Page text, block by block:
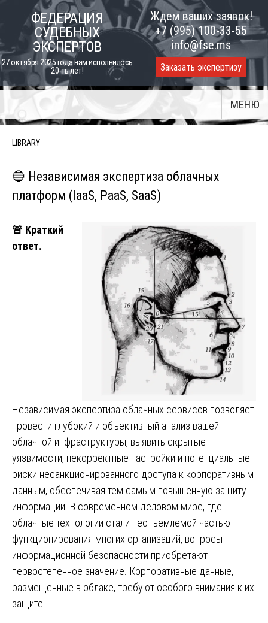
content
ФЕДЕРАЦИЯ
СУДЕБНЫХ
ЭКСПЕРТОВ
27 октября 2025 года нам исполнилось
20-ть лет!
Ждем ваших заявок!
+7 (995) 100-33-55
info@fse.ms
Заказать экспертизу
МЕНЮ
LIBRARY
🔵 Независимая экспертиза облачных
платформ (IaaS, PaaS, SaaS)
🚨 Краткий
ответ.
Независимая экспертиза облачных сервисов позволяет
провести глубокий и объективный анализ вашей
облачной инфраструктуры, выявить скрытые
уязвимости, некорректные настройки и потенциальные
риски несанкционированного доступа к корпоративным
данным, обеспечивая тем самым повышенную защиту
информации. В современном деловом мире, где
облачные технологии стали неотъемлемой частью
функционирования многих организаций, вопросы
информационной безопасности приобретают
первостепенное значение. Корпоративные данные,
размещенные в облаке, требуют особого внимания к их
защите.